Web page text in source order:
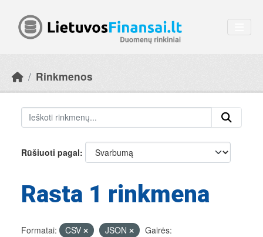
Rinkmenos
Rūšiuoti pagal
Rasta 1 rinkmena
Formatai: CSV JSON
Gairės: